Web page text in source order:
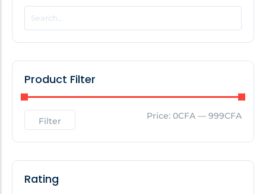
POPULAR THIS WEEK
No Posts Found!
No Posts Found!
Product Filter
Filter Price: 0CFA — 999CFA
Rating